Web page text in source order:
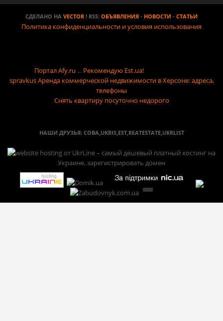
СДЕЛАНО НА VECTOR ! RSS: ОБЪЯВЛЕНИЯ - НОВОСТИ - СТАТЬИ
Политика конфиденциальности и условия использования
Портал Afy.ru ... Рекомендую Est.ua!
spravkusАренда коммерческой недвижимости в Херсоне: адреса,
телефоны
Снять квартиру посуточно недорого
НАШИ ДРУЗЬЯ: СОВА,UKRIS,EST,REATESTATE,UKRLIST